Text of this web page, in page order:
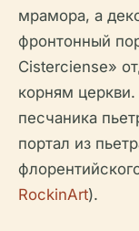
мрамора, а
фронтонный
Cisterciense»
корням
песчаника
портал из
RockinArt).